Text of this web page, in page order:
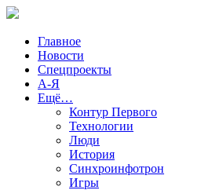
Главное
Новости
Спецпроекты
А-Я
Ещё…
Контур Первого
Технологии
Люди
История
Синхроинфотрон
Игры